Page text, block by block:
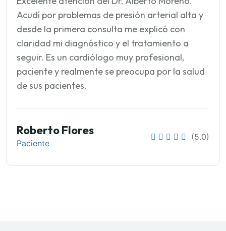
Acudí por problemas de presión arterial alta y
desde la primera consulta me explicó con
claridad mi diagnóstico y el tratamiento a
seguir. Es un cardiólogo muy profesional,
paciente y realmente se preocupa por la salud
de sus pacientes.
Roberto Flores
Paciente
(5.0)